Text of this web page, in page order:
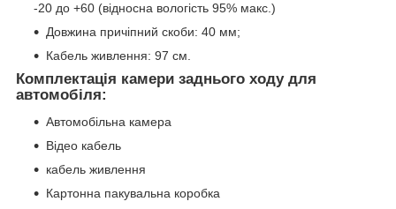
-20 до +60 (відносна вологість 95% макс.)
Довжина причіпний скоби: 40 мм;
Кабель живлення: 97 см.
Комплектація камери заднього ходу для
автомобіля:
Автомобільна камера
Відео кабель
кабель живлення
Картонна пакувальна коробка